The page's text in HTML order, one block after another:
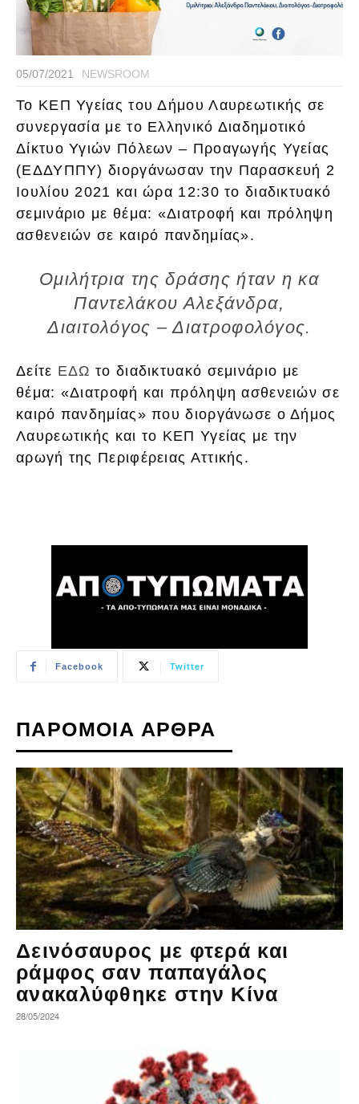
05/07/2021 NEWSROOM
Το ΚΕΠ Υγείας του Δήμου Λαυρεωτικής σε
συνεργασία με το Ελληνικό Διαδημοτικό
Δίκτυο Υγιών Πόλεων – Προαγωγής Υγείας
(ΕΔΔΥΠΠΥ) διοργάνωσαν την Παρασκευή 2
Ιουλίου 2021 και ώρα 12:30 το διαδικτυακό
σεμινάριο με θέμα: «Διατροφή και πρόληψη
ασθενειών σε καιρό πανδημίας».
Ομιλήτρια της δράσης ήταν η κα
Παντελάκου Αλεξάνδρα,
Διαιτολόγος – Διατροφολόγος.
Δείτε ΕΔΩ το διαδικτυακό σεμινάριο με
θέμα: «Διατροφή και πρόληψη ασθενειών σε
καιρό πανδημίας» που διοργάνωσε ο Δήμος
Λαυρεωτικής και το ΚΕΠ Υγείας με την
αρωγή της Περιφέρειας Αττικής.
Facebook Twitter
ΠΑΡΟΜΟΙΑ ΑΡΘΡΑ
Δεινόσαυρος με φτερά και
ράμφος σαν παπαγάλος
ανακαλύφθηκε στην Κίνα
28/05/2024